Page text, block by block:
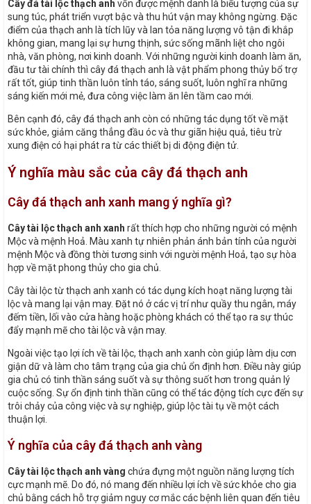
Cây đá tài lộc thạch anh vốn được mệnh danh là biểu tượng của sự
sung túc, phát triển vượt bậc và thu hút vận may không ngừng. Đặc
điểm của thạch anh là tích lũy và lan tỏa năng lượng vô tận đi khắp
không gian, mang lại sự hưng thịnh, sức sống mãnh liệt cho ngôi
nhà, văn phòng, nơi kinh doanh. Với những người kinh doanh làm ăn,
đầu tư tài chính thì cây đá thạch anh là vật phẩm phong thủy bổ trợ
rất tốt, giúp tinh thần luôn tỉnh táo, sáng suốt, luôn nghĩ ra những
sáng kiến mới mẻ, đưa công việc làm ăn lên tầm cao mới.
Bên cạnh đó, cây đá thạch anh còn có những tác dụng tốt về mặt
sức khỏe, giảm căng thẳng đầu óc và thư giãn hiệu quả, tiêu trừ
xung điện có hại phát ra từ các thiết bị di động điện tử.
Ý nghĩa màu sắc của cây đá thạch anh
Cây đá thạch anh xanh mang ý nghĩa gì?
Cây tài lộc thạch anh xanh rất thích hợp cho những người có mệnh
Mộc và mệnh Hoả. Màu xanh tự nhiên phản ánh bản tính của người
mệnh Mộc và đồng thời tương sinh với người mệnh Hoả, tạo sự hòa
hợp về mặt phong thủy cho gia chủ.
Cây tài lộc từ thạch anh xanh có tác dụng kích hoạt năng lượng tài
lộc và mang lại vận may. Đặt nó ở các vị trí như quầy thu ngân, máy
đếm tiền, lối vào cửa hàng hoặc phòng khách có thể tạo ra sự thúc
đẩy mạnh mẽ cho tài lộc và vận may.
Ngoài việc tạo lợi ích về tài lộc, thạch anh xanh còn giúp làm dịu cơn
giận dữ và làm cho tâm trạng của gia chủ ổn định hơn. Điều này giúp
gia chủ có tinh thần sáng suốt và sự thông suốt hơn trong quản lý
cuộc sống. Sự ổn định tinh thần cũng có thể tác động tích cực đến sự
trôi chảy của công việc và sự nghiệp, giúp lộc tài tụ về một cách
thuận lợi.
Ý nghĩa của cây đá thạch anh vàng
Cây tài lộc thạch anh vàng chứa đựng một nguồn năng lượng tích
cực mạnh mẽ. Do đó, nó mang đến nhiều lợi ích về sức khỏe cho gia
chủ bằng cách hỗ trợ giảm nguy cơ mắc các bệnh liên quan đến tiêu